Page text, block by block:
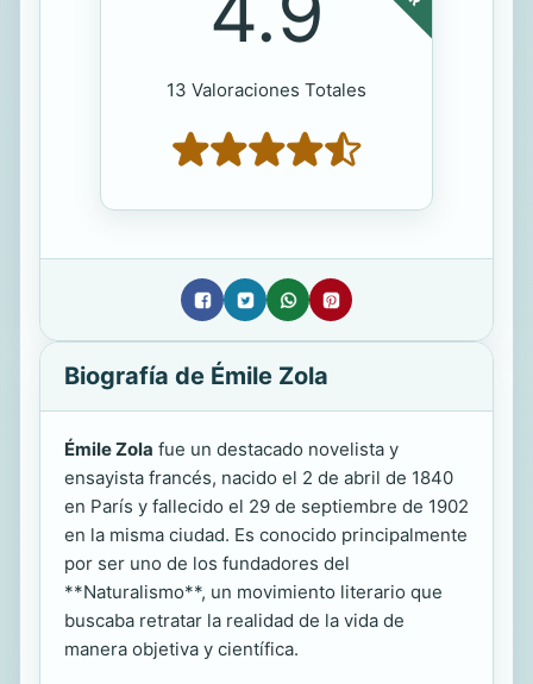
13 Valoraciones Totales
Biografía de Émile Zola
Émile Zola fue un destacado novelista y
ensayista francés, nacido el 2 de abril de 1840
en París y fallecido el 29 de septiembre de 1902
en la misma ciudad. Es conocido principalmente
por ser uno de los fundadores del
**Naturalismo**, un movimiento literario que
buscaba retratar la realidad de la vida de
manera objetiva y científica.